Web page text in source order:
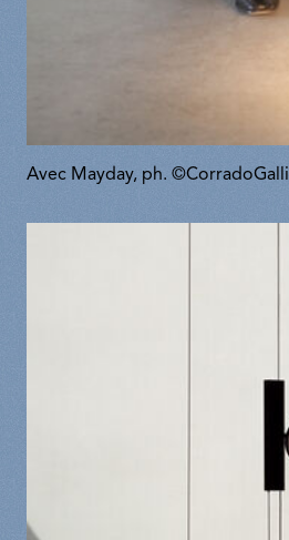
Avec Mayday, ph. ©CorradoGalli